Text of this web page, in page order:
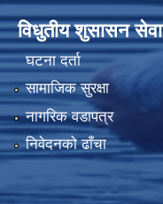
विधुतीय शुसासन सेवा
घटना दर्ता
सामाजिक सुरक्षा
नागरिक वडापत्र
निवेदनको ढाँचा